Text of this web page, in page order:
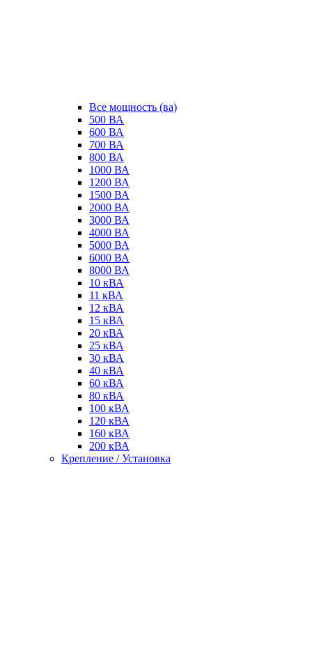
Все мощность (ва)
500 ВА
600 ВА
700 ВА
800 ВА
1000 ВА
1200 ВА
1500 ВА
2000 ВА
3000 ВА
4000 ВА
5000 ВА
6000 ВА
8000 ВА
10 кВА
11 кВА
12 кВА
15 кВА
20 кВА
25 кВА
30 кВА
40 кВА
60 кВА
80 кВА
100 кВА
120 кВА
160 кВА
200 кВА
Крепление / Установка